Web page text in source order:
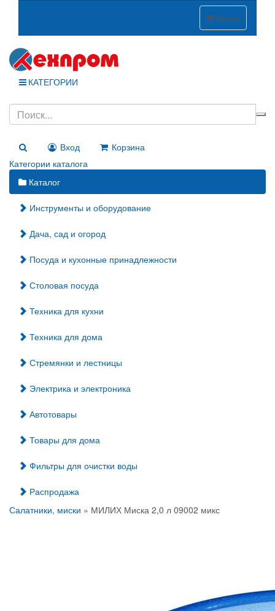
Меню
КАТЕГОРИИ
Вход
Корзина
Категории каталога
Каталог
Инструменты и оборудование
Дача, сад и огород
Посуда и кухонные принадлежности
Столовая посуда
Техника для кухни
Техника для дома
Стремянки и лестницы
Электрика и электроника
Автотовары
Товары для дома
Фильтры для очистки воды
Распродажа
Салатники, миски » МИЛИХ Миска 2,0 л 09002 микс